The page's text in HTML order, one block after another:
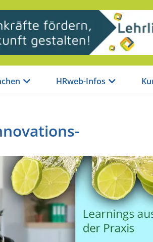
HRweb-Infos